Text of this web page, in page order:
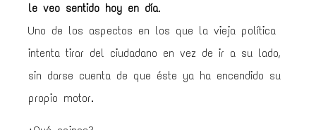
le veo sentido hoy en día.
Uno de los aspectos en los que la vieja política
intenta tirar del ciudadano en vez de ir a su lado,
sin darse cuenta de que éste ya ha encendido su
propio motor.